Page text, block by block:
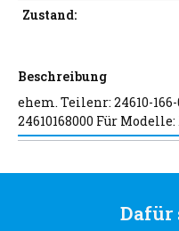
Zustand:
Beschreibung
ehem. Teilenr: 24610-166-
24610168000 Für